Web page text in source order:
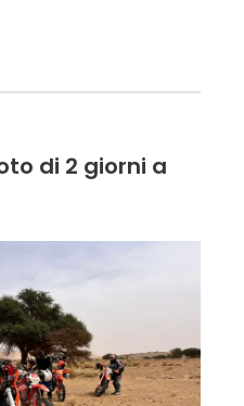
di 2 giorni a